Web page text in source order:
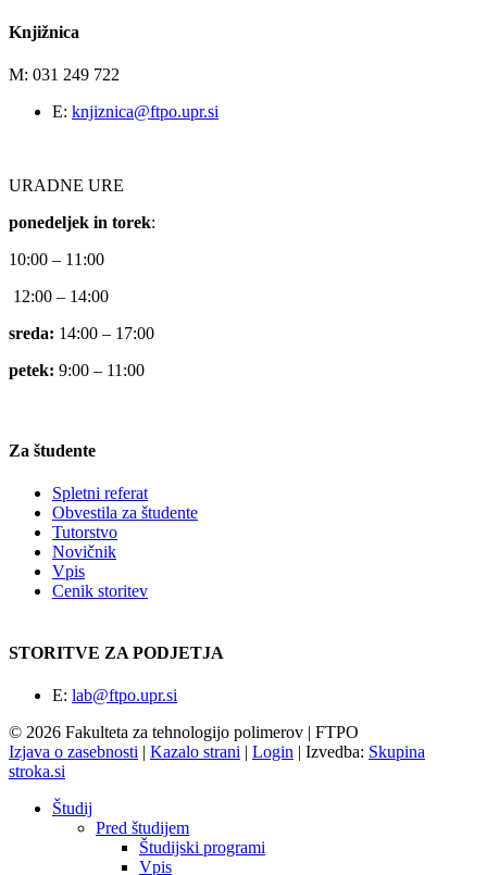
Knjižnica
M: 031 249 722
E: knjiznica@ftpo.upr.si
URADNE URE
ponedeljek in torek:
10:00 – 11:00
12:00 – 14:00
sreda: 14:00 – 17:00
petek: 9:00 – 11:00
Za študente
Spletni referat
Obvestila za študente
Tutorstvo
Novičnik
Vpis
Cenik storitev
STORITVE ZA PODJETJA
E: lab@ftpo.upr.si
© 2026 Fakulteta za tehnologijo polimerov | FTPO
Izjava o zasebnosti | Kazalo strani | Login | Izvedba: Skupina
stroka.si
Študij
Pred študijem
Študijski programi
Vpis